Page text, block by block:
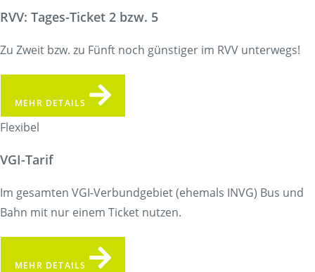
RVV: Tages-Ticket 2 bzw. 5
Zu Zweit bzw. zu Fünft noch günstiger im RVV unterwegs!
MEHR DETAILS
Flexibel
VGI-Tarif
Im gesamten VGI-Verbundgebiet (ehemals INVG) Bus und
Bahn mit nur einem Ticket nutzen.
MEHR DETAILS